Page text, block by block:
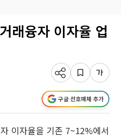
래융자 이자율 업
구글 선호매체 추가
이자율을 기존 7~12%에서